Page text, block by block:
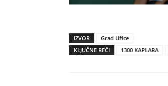
IZVOR
Grad Užice
KLJUČNE REČI
1300 KAPLARA